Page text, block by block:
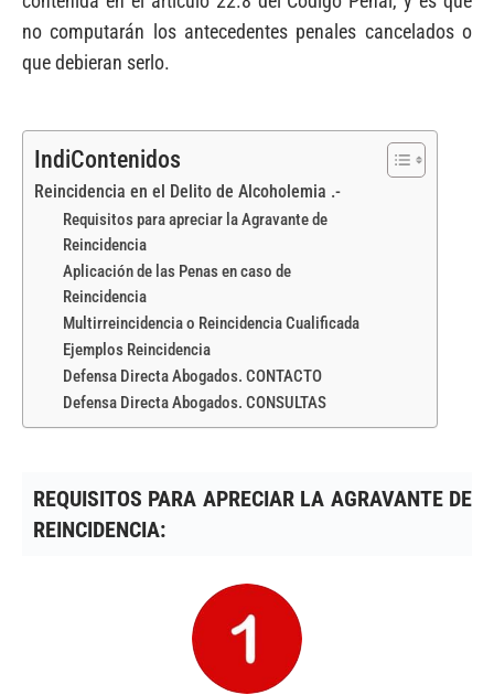
no computarán los antecedentes penales cancelados o
que debieran serlo.
IndiContenidos
Reincidencia en el Delito de Alcoholemia .-
Requisitos para apreciar la Agravante de
Reincidencia
Aplicación de las Penas en caso de
Reincidencia
Multirreincidencia o Reincidencia Cualificada
Ejemplos Reincidencia
Defensa Directa Abogados. CONTACTO
Defensa Directa Abogados. CONSULTAS
REQUISITOS PARA APRECIAR LA AGRAVANTE DE
REINCIDENCIA: